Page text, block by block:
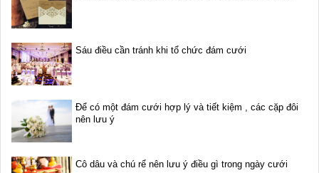
Sáu điều cần tránh khi tổ chức đám cưới
Để có một đám cưới hợp lý và tiết kiệm , các cặp đôi
nên lưu ý
Cô dâu và chú rể nên lưu ý điều gì trong ngày cưới